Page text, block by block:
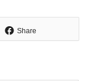
Share